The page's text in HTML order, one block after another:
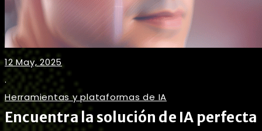
12 May, 2025
.
Herramientas y plataformas de IA
Encuentra la solución de IA perfecta